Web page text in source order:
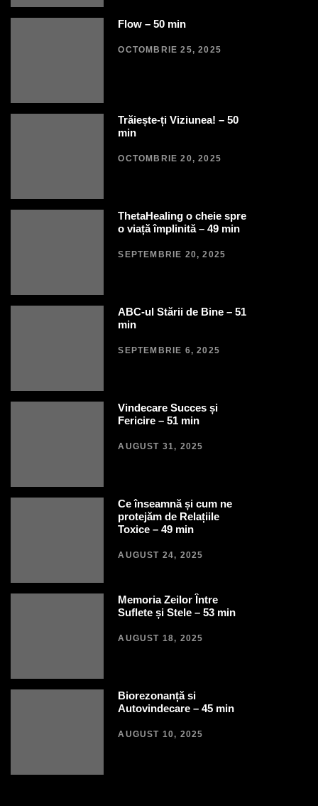
Flow – 50 min
OCTOMBRIE 25, 2025
Trăiește-ți Viziunea! – 50
min
OCTOMBRIE 20, 2025
ThetaHealing o cheie spre
o viață împlinită – 49 min
SEPTEMBRIE 20, 2025
ABC-ul Stării de Bine – 51
min
SEPTEMBRIE 6, 2025
Vindecare Succes și
Fericire – 51 min
AUGUST 31, 2025
Ce înseamnă și cum ne
protejăm de Relațiile
Toxice – 49 min
AUGUST 24, 2025
Memoria Zeilor Între
Suflete și Stele – 53 min
AUGUST 18, 2025
Biorezonanță si
Autovindecare – 45 min
AUGUST 10, 2025